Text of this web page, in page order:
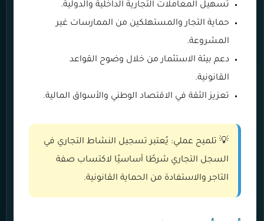
تسهيل المعاملات التجارية الداخلية والدولية.
حماية التجار والمستهلكين من الممارسات غير
المشروعة.
دعم بيئة الاستثمار من خلال وضوح القواعد
القانونية.
تعزيز الثقة في الاقتصاد الوطني والأسواق المالية.
💡 تلميح عملي: يُعتبر تسجيل النشاط التجاري في
السجل التجاري شرطًا أساسيًا لاكتساب صفة
التاجر والاستفادة من الحماية القانونية.